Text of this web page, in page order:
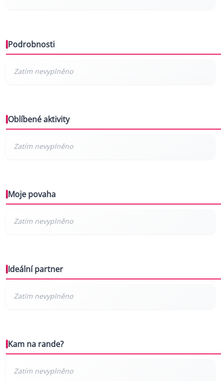
Podrobnosti
Oblíbené aktivity
Moje povaha
Ideální partner
Kam na rande?